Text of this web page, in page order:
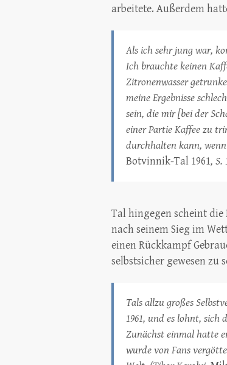
arbeitete. Außerdem
Als ich sehr jung war,
Ich brauchte keinen
Zitronenwasser
meine Ergebnisse
sein, die mir [bei der
einer Partie Kaffee zu
durchhalten kann,
Botvinnik-Tal 1961, S.
Tal hingegen scheint
nach seinem Sieg im
einen Rückkampf
selbstsicher gewesen zu
Tals allzu großes
1961, und es lohnt, sich
Zunächst einmal hatte
wurde von Fans